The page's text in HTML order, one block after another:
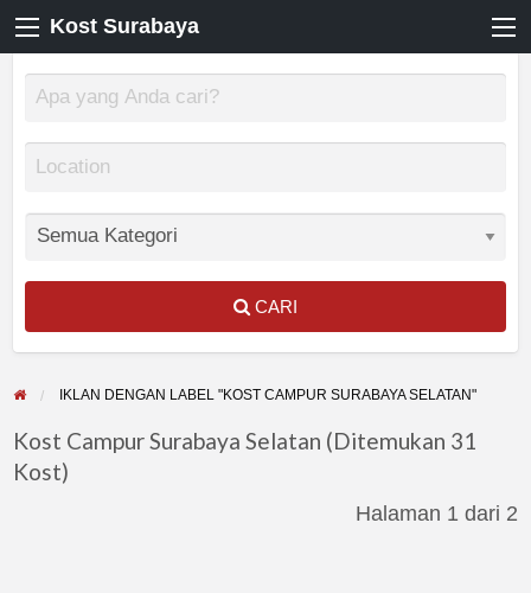
Kost Surabaya
CARI
IKLAN DENGAN LABEL "KOST CAMPUR SURABAYA SELATAN"
Kost Campur Surabaya Selatan (Ditemukan 31
Kost)
Halaman 1 dari 2